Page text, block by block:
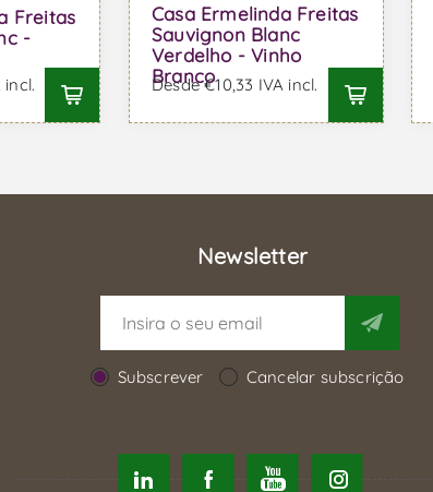
Freitas
-
incl.
Casa Ermelinda Freitas
Sauvignon Blanc
Verdelho - Vinho
Branco
Desde €10,33 IVA incl.
Newsletter
Subscrever Cancelar subscrição